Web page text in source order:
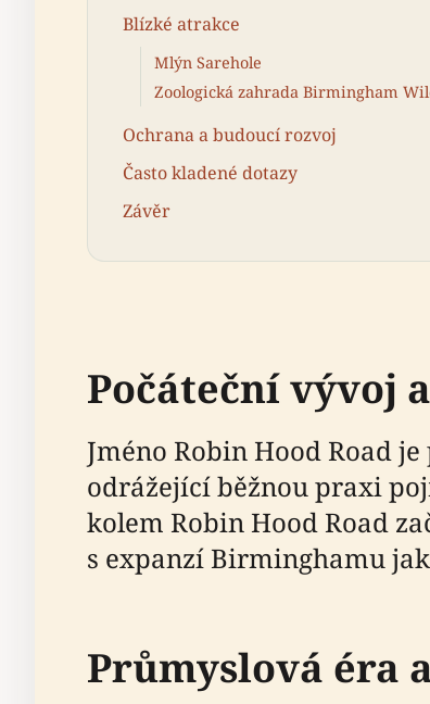
Blízké atrakce
Mlýn Sarehole
Zoologická zahrada Birmingham
Ochrana a budoucí rozvoj
Často kladené dotazy
Závěr
Počáteční vývoj
Jméno Robin Hood Road
odrážející běžnou praxi
kolem Robin Hood Road
s expanzí Birminghamu
Průmyslová éra